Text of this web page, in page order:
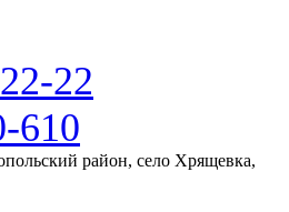
22
610
район, село Хрящевка,